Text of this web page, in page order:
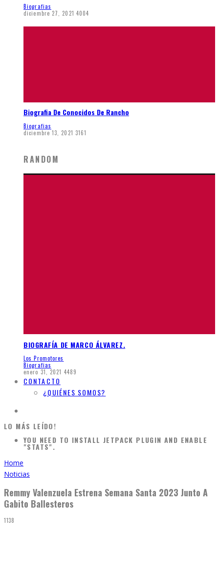
Biografias
diciembre 27, 2021 4004
Biografia De Conocidos De Rancho
Biografias
diciembre 13, 2021 3161
RANDOM
BIOGRAFÍA DE MARCO ÁLVAREZ.
Los Promotores
Biografias
enero 31, 2021 4489
CONTACTO
¿QUIÉNES SOMOS?
LO MÁS LEÍDO!
YOU NEED TO INSTALL JETPACK PLUGIN AND ENABLE
"STATS".
Home
Noticias
Remmy Valenzuela Estrena Semana Santa 2023 Junto A
Gabito Ballesteros
1138